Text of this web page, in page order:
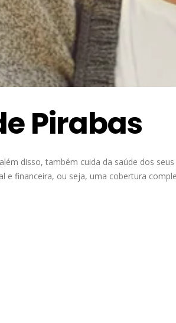
Pirabas
disso, também cuida da saúde dos
e financeira, ou seja, uma cobertura